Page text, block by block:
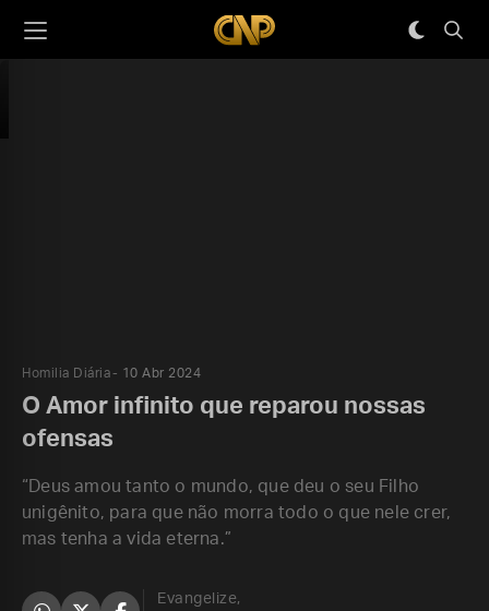
Homilia Diária 10 Abr 2024
O Amor infinito que reparou nossas
ofensas
“Deus amou tanto o mundo, que deu o seu Filho
unigênito, para que não morra todo o que nele crer,
mas tenha a vida eterna.”
Evangelize,